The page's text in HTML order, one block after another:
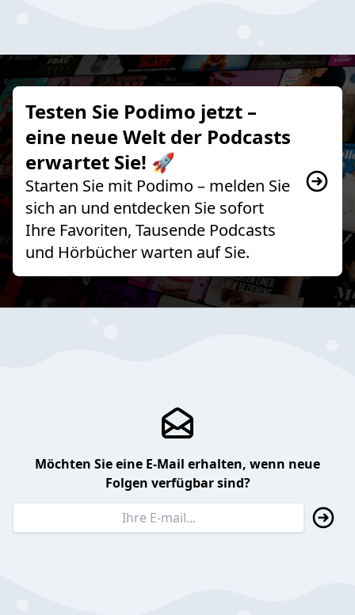
Testen Sie Podimo jetzt –
eine neue Welt der Podcasts
erwartet Sie! 🚀
Starten Sie mit Podimo – melden Sie
sich an und entdecken Sie sofort
Ihre Favoriten, Tausende Podcasts
und Hörbücher warten auf Sie.
Möchten Sie eine E-Mail erhalten, wenn neue
Folgen verfügbar sind?